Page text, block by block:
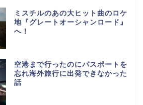
ミスチルのあの大ヒット曲のロケ
地『グレートオーシャンロード』
へ！
空港まで行ったのにパスポートを
忘れ海外旅行に出発できなかった
話